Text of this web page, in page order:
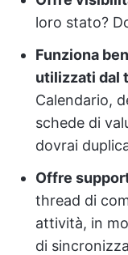
loro stato?
Funziona
utilizzati dal
Calendario,
schede di
dovrai
Offre
thread di
attività, in
di